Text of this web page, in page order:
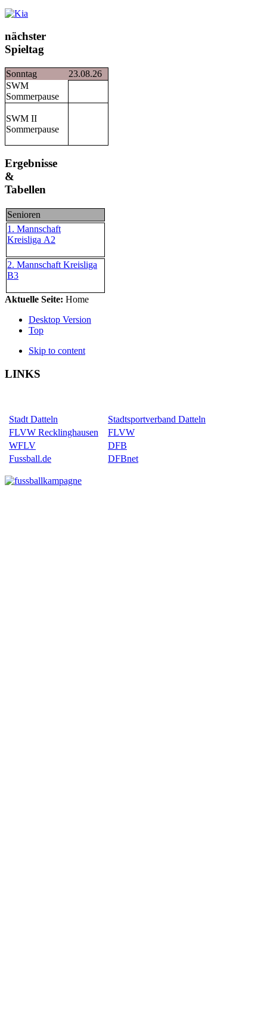
nächster
Spieltag
Sonntag
23.08.26
SWM
Sommerpause
SWM II
Sommerpause
Ergebnisse
&
Tabellen
Senioren
1. Mannschaft
Kreisliga A2
2. Mannschaft Kreisliga
B3
Aktuelle Seite: Home
Desktop Version
Top
Skip to content
LINKS
Stadt Datteln
Stadtsportverband Datteln
FLVW Recklinghausen
FLVW
WFLV
DFB
Fussball.de
DFBnet